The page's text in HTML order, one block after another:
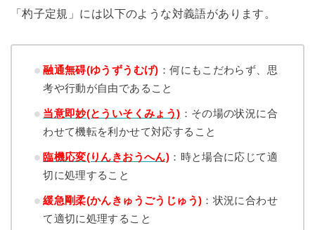
「杓子定規」には以下のような対義語があります。
融通無碍(ゆうずうむげ) ：何にもこだわらず、思
考や行動が自由であること
当意即妙(とういそくみょう) ：その場の状況に合
わせて機転を利かせて対応すること
臨機応変(りんきおうへん) ：時と場合に応じて適
切に処理すること
緩急剛柔(かんきゅうごうじゅう) ：状況に合わせ
て適切に処理すること